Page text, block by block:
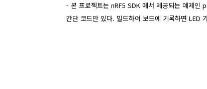
- 본 프로젝트는 nRF5 SDK 에서 제공되는 예제
간단 코드만 있다. 빌드하여 보드에 기록하면 LED